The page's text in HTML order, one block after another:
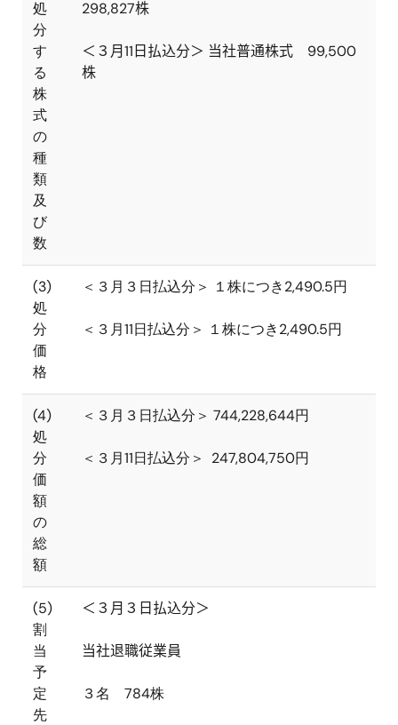
処
分
す
る
株
式
の
種
類
及
び
数
298,827株
＜３月11 日払込分＞ 当社普通株式 99,500
株
(3)
処
分
価
格
＜３月３日払込分＞ １株につき2,490.5円
＜３月11日払込分＞ １株につき2,490.5円
(4)
処
分
価
額
の
総
額
＜３月３日払込分＞ 744,228,644円
＜３月11日払込分＞ 247,804,750円
(5)
割
当
予
定
先
＜３月３日払込分＞
当社退職従業員
３名 784株